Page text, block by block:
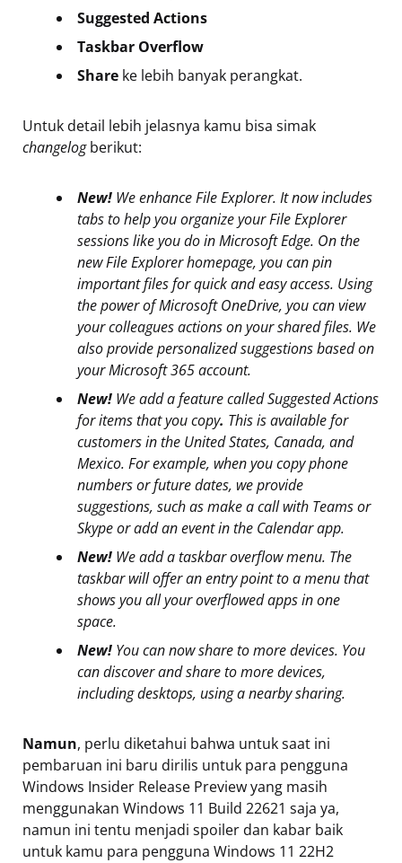
Suggested Actions
Taskbar Overflow
Share ke lebih banyak perangkat.
Untuk detail lebih jelasnya kamu bisa simak
changelogberikut:
New! We enhance File Explorer. It now includes
tabs to help you organize your File Explorer
sessions like you do in Microsoft Edge. On the
new File Explorer homepage, you can pin
important files for quick and easy access. Using
the power of Microsoft OneDrive, you can view
your colleagues actions on your shared files. We
also provide personalized suggestions based on
your Microsoft 365 account.
New! We add a feature called Suggested Actions
for items that you copy. This is available for
customers in the United States, Canada, and
Mexico. For example, when you copy phone
numbers or future dates, we provide
suggestions, such as make a call with Teams or
Skype or add an event in the Calendar app.
New! We add a taskbar overflow menu. The
taskbar will offer an entry point to a menu that
shows you all your overflowed apps in one
space.
New! You can now share to more devices. You
can discover and share to more devices,
including desktops, using a nearby sharing.
Namun, perlu diketahui bahwa untuk saat ini
pembaruan ini baru dirilis untuk para pengguna
Windows Insider Release Preview yang masih
menggunakan Windows 11 Build 22621 saja ya,
namun ini tentu menjadi spoiler dan kabar baik
untuk kamu para pengguna Windows 11 22H2